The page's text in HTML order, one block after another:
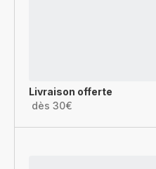
Livraison offerte
dès 30€